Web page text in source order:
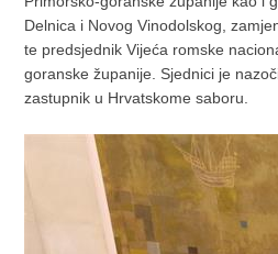
Delnica i Novog Vinodolskog,
te predsjednik Vijeća romske
goranske županije. Sjednici je
zastupnik u Hrvatskome saboru.